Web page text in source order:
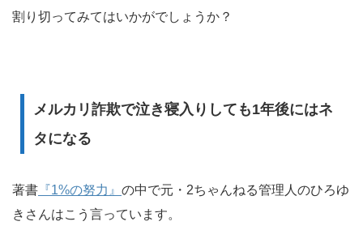
割り切ってみてはいかがでしょうか？
メルカリ詐欺で泣き寝入りしても1年後にはネ
タになる
著書 『1%の努力』 の中で元・2ちゃんねる管理人のひろゆ
きさんはこう言っています。